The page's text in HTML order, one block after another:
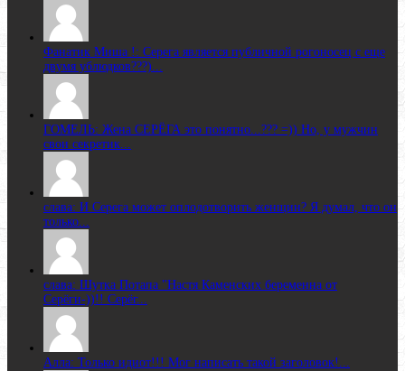
Фанатик Миша !: Серега является публичной рогоносец с еще
двумя ублюдков???)...
ГОМЕЛЬ: Жена CЕРЁГА это понятно...??? =)) Но, у мужчин
свои секретик...
слава: И Серега может оплодотворить женщин? Я думал, что он
только...
слава: Шутка Потапа "Настя Каменских беременна от
Серёги-))!! Серёг...
Алла: Только идиот!!! Мог написать такой заголовок!...